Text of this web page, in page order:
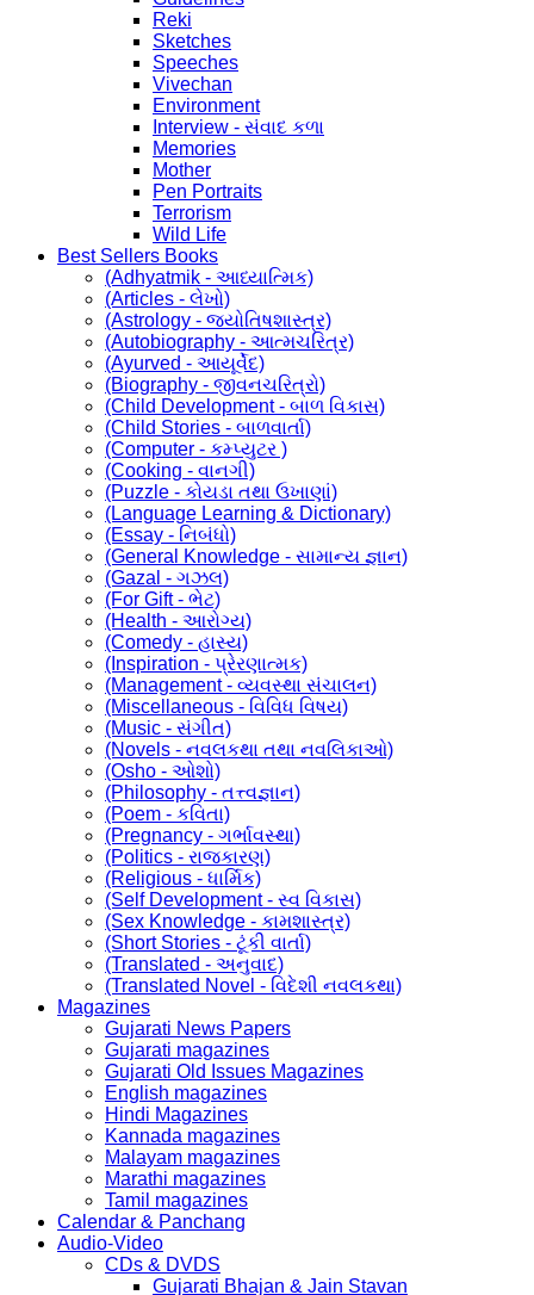
Reki
Sketches
Speeches
Vivechan
Environment
Interview - સંવાદ કળા
Memories
Mother
Pen Portraits
Terrorism
Wild Life
Best Sellers Books
(Adhyatmik - આધ્યાત્મિક)
(Articles - લેખો)
(Astrology - જ્યોતિષશાસ્ત્ર)
(Autobiography - આત્મચરિત્ર)
(Ayurved - આયૂર્વેદ)
(Biography - જીવનચરિત્રો)
(Child Development - બાળ વિકાસ)
(Child Stories - બાળવાર્તા)
(Computer - કમ્પ્યુટર )
(Cooking - વાનગી)
(Puzzle - કોયડા તથા ઉખાણાં)
(Language Learning & Dictionary)
(Essay - નિબંધો)
(General Knowledge - સામાન્ય જ્ઞાન)
(Gazal - ગઝલ)
(For Gift - ભેટ)
(Health - આરોગ્ય)
(Comedy - હાસ્ય)
(Inspiration - પ્રેરણાત્મક)
(Management - વ્યવસ્થા સંચાલન)
(Miscellaneous - વિવિધ વિષય)
(Music - સંગીત)
(Novels - નવલકથા તથા નવલિકાઓ)
(Osho - ઓશો)
(Philosophy - તત્ત્વજ્ઞાન)
(Poem - કવિતા)
(Pregnancy - ગર્ભાવસ્થા)
(Politics - રાજકારણ)
(Religious - ધાર્મિક)
(Self Development - સ્વ વિકાસ)
(Sex Knowledge - કામશાસ્ત્ર)
(Short Stories - ટૂંકી વાર્તા)
(Translated - અનુવાદ)
(Translated Novel - વિદેશી નવલકથા)
Magazines
Gujarati News Papers
Gujarati magazines
Gujarati Old Issues Magazines
English magazines
Hindi Magazines
Kannada magazines
Malayam magazines
Marathi magazines
Tamil magazines
Calendar & Panchang
Audio-Video
CDs & DVDS
Gujarati Bhajan & Jain Stavan